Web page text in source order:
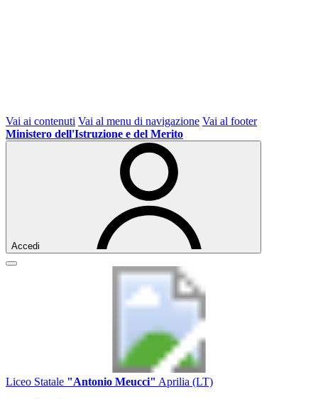
Vai ai contenuti Vai al menu di navigazione Vai al footer
Ministero dell'Istruzione e del Merito
Accedi
Liceo Statale "Antonio Meucci" Aprilia (LT)